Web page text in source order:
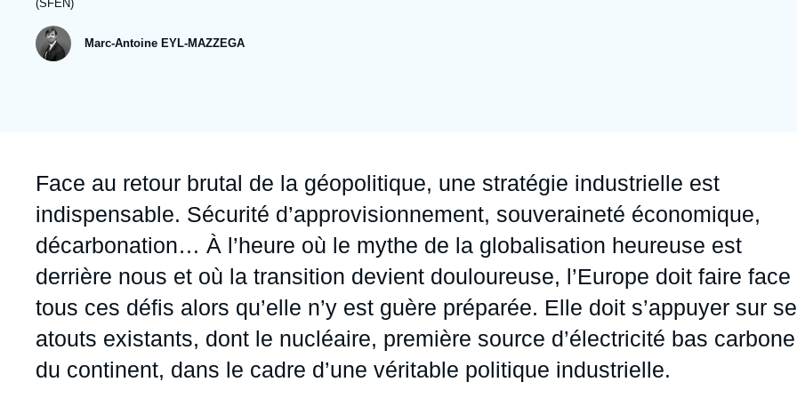
Partenariats et réseaux
Nous soutenir en tant que professionnel
Intelligence artificielle
Guerre en Ukraine
Jeudi 17 septembre 2026 17:30
(SFEN)
Marc-Antoine EYL-MAZZEGA
Accroche
Face au retour brutal de la géopolitique, une stratégie industrielle est
indispensable. Sécurité d’approvisionnement, souveraineté économique,
décarbonation… À l’heure où le mythe de la globalisation heureuse est
derrière nous et où la transition devient douloureuse, l’Europe doit faire face
tous ces défis alors qu’elle n’y est guère préparée. Elle doit s’appuyer sur
atouts existants, dont le nucléaire, première source d’électricité bas carbone
du continent, dans le cadre d’une véritable politique industrielle.